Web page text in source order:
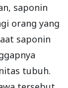
saponin
orang yang
saponin
tubuh.